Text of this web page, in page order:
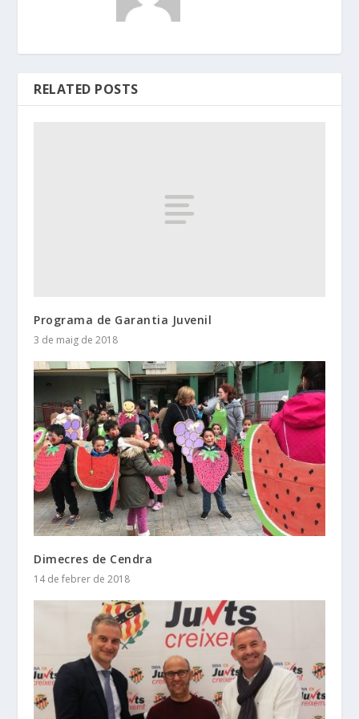
RELATED POSTS
Programa de Garantia Juvenil
3 de maig de 2018
Dimecres de Cendra
14 de febrer de 2018